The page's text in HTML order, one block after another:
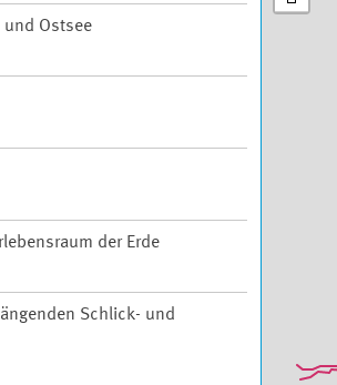
und Ostsee
der Erde
Schlick- und